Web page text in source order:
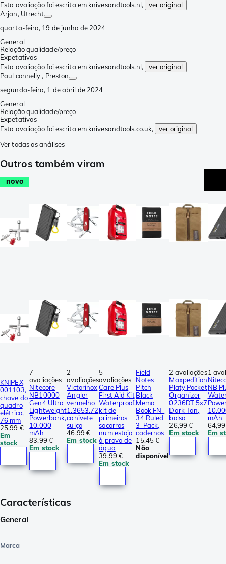
Esta avaliação foi escrita em knivesandtools.nl,
ver original
Arjan, Utrecht
quarta-feira, 19 de junho de 2024
General
Relação qualidade/preço
Expetativas
Esta avaliação foi escrita em knivesandtools.nl,
ver original
Paul connelly , Preston
segunda-feira, 1 de abril de 2024
General
Relação qualidade/preço
Expetativas
Esta avaliação foi escrita em knivesandtools.co.uk,
ver original
Ver todas as análises
Outros também viram
novo
KNIPEX
001103,
chave do
quadro
elétrico,
76 mm
25,99 €
Em
stock
7
avaliações
Nitecore
NB10000
Gen4 Ultra
Lightweight
Powerbank,
10.000
mAh
83,99 €
Em stock
2
avaliações
Victorinox
Angler
vermelho
1.3653.72
canivete
suiço
46,99 €
Em stock
5
avaliações
Care Plus
First Aid Kit
Waterproof,
kit de
primeiros
socorros
num estojo
à prova de
água
39,99 €
Em stock
Field
Notes
Pitch
Black
Memo
Book FN-
34 Ruled
3-Pack,
cadernos
15,45 €
Não
disponível
2 avaliações
Maxpedition
Platy Pocket
Organizer
0236DT 5x7
Dark Tan,
bolsa
26,99 €
Em stock
1
NB
mAh
Em
Características
General
Marca